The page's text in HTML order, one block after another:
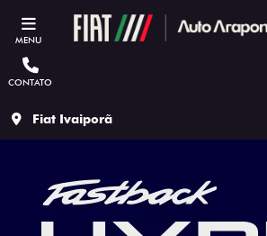
MENU
CONTATO
Fiat Ivaiporã